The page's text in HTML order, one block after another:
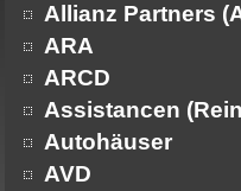
Allianz Partners
ARA
ARCD
Assistancen
Autohäuser
AVD